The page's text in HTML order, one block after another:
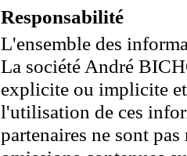
Responsabilité
L'ensemble des
La société André
explicite ou implicite
l'utilisation de ces
partenaires ne sont